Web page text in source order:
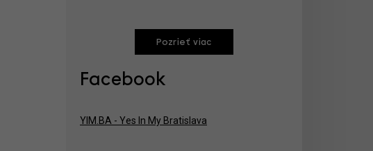
Pozrieť viac
Facebook
YIM.BA - Yes In My Bratislava